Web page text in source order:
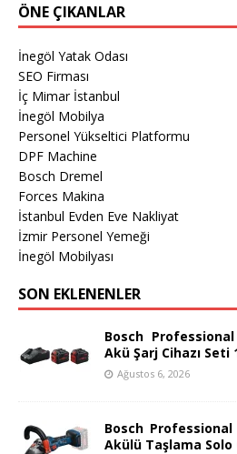
ÖNE ÇIKANLAR
İnegöl Yatak Odası
SEO Firması
İç Mimar İstanbul
İnegöl Mobilya
Personel Yükseltici Platformu
DPF Machine
Bosch Dremel
Forces Makina
İstanbul Evden Eve Nakliyat
İzmir Personel Yemeği
İnegöl Mobilyası
SON EKLENENLER
Bosch
Akü Şarj Cihazı Seti
Ağustos 6, 2026
Bosch Professional
Akülü Taşlama Solo